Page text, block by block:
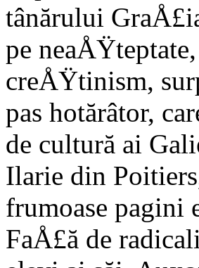
tânărului
pe
creÅŸtinism,
pas hotărâtor,
de cul­tură ai
Ilarie din
frumoase pagini
FaÅ£ă de